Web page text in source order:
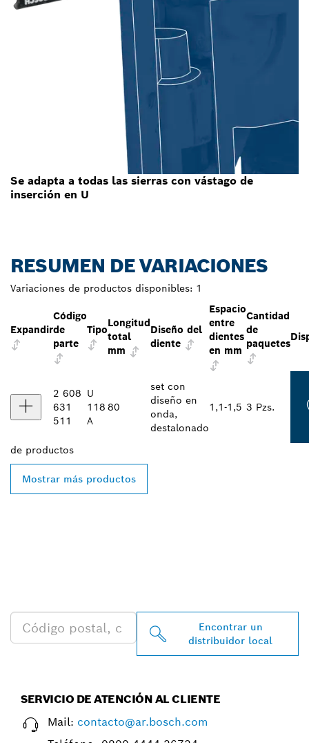
Se adapta a todas las sierras con vástago de
inserción en U
RESUMEN DE VARIACIONES
Variaciones de productos disponibles: 1
Expandir
Código
de
parte
Tipo
Longitud
total
mm
Diseño del
diente
Espacio
entre
dientes
en mm
Cantidad
de
paquetes
2 608
631
511
U
118
A
80
set con
diseño en
onda,
destalonado
1,1-1,5 3 Pzs.
de productos
Mostrar más productos
Encontrar un
distribuidor local
SERVICIO DE ATENCIÓN AL CLIENTE
Mail: contacto@ar.bosch.com